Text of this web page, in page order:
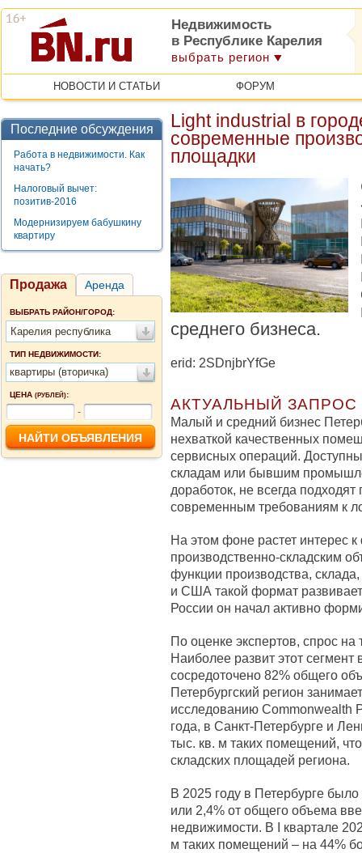
Недвижимость
в Республике Карелия
выбрать регион
НОВОСТИ И СТАТЬИ ФОРУМ
Последние обсуждения
Работа в недвижимости. Как
начать?
Налоговый вычет:
позитив-2016
Модернизируем бабушкину
квартиру
Продажа Аренда
ВЫБРАТЬ РАЙОН/ГОРОД:
Карелия республика
ТИП НЕДВИЖИМОСТИ:
квартиры (вторичка)
ЦЕНА (РУБЛЕЙ):
-
Light industrial в
современные
площадки
среднего бизнеса.
erid: 2SDnjbrYfGe
АКТУАЛЬНЫЙ ЗАПРОС
Малый и средний бизнес
нехваткой качественных
сервисных операций.
складам или бывшим
доработок, не всегда
современным требованиям к
На этом фоне растет интерес
производственно-складским
функции производства,
и США такой формат
России он начал активно
По оценке экспертов, спрос
Наиболее развит этот сегмент
сосредоточено 82% общего
Петербургский регион
исследованию Commonwealth
года, в Санкт-Петербурге и
тыс. кв. м таких помещений,
складских площадей региона.
В 2025 году в Петербурге
или 2,4% от общего объема
недвижимости. В I квартале
м таких помещений – на 44%